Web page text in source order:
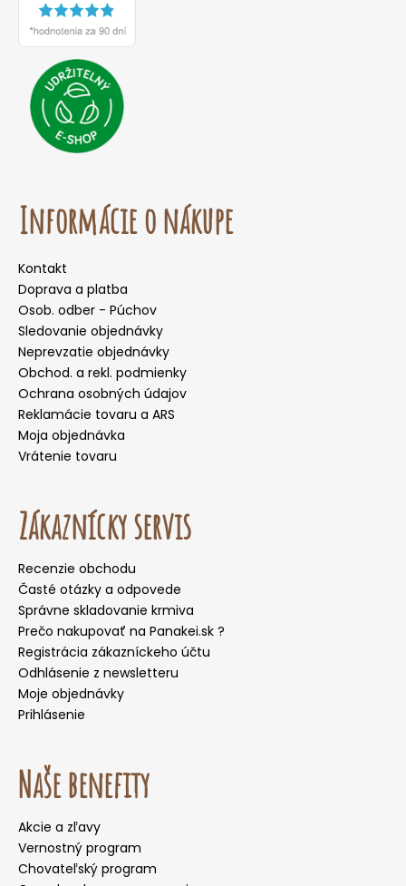
Informácie o nákupe
Kontakt
Doprava a platba
Osob. odber - Púchov
Sledovanie objednávky
Neprevzatie objednávky
Obchod. a rekl. podmienky
Ochrana osobných údajov
Reklamácie tovaru a ARS
Moja objednávka
Vrátenie tovaru
Zákaznícky servis
Recenzie obchodu
Časté otázky a odpovede
Správne skladovanie krmiva
Prečo nakupovať na Panakei.sk ?
Registrácia zákazníckeho účtu
Odhlásenie z newsletteru
Moje objednávky
Prihlásenie
Naše benefity
Akcie a zľavy
Vernostný program
Chovateľský program